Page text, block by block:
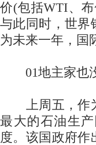
价(包括WTI、
与此同时，世界
为未来一年，国
01地主家也
上周五，作为
最大的石油生
度。该国政府作